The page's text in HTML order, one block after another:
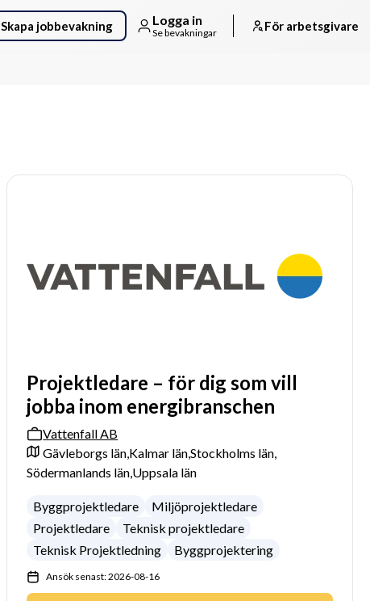
Skapa jobbevakning Logga in
Se bevakningar För arbetsgivare
Projektledare – för dig som vill
jobba inom energibranschen
Vattenfall AB
Gävleborgs län,Kalmar län,Stockholms län,
Södermanlands län,Uppsala län
Byggprojektledare
Miljöprojektledare
Projektledare
Teknisk projektledare
Teknisk Projektledning
Byggprojektering
Ansök senast: 2026-08-16